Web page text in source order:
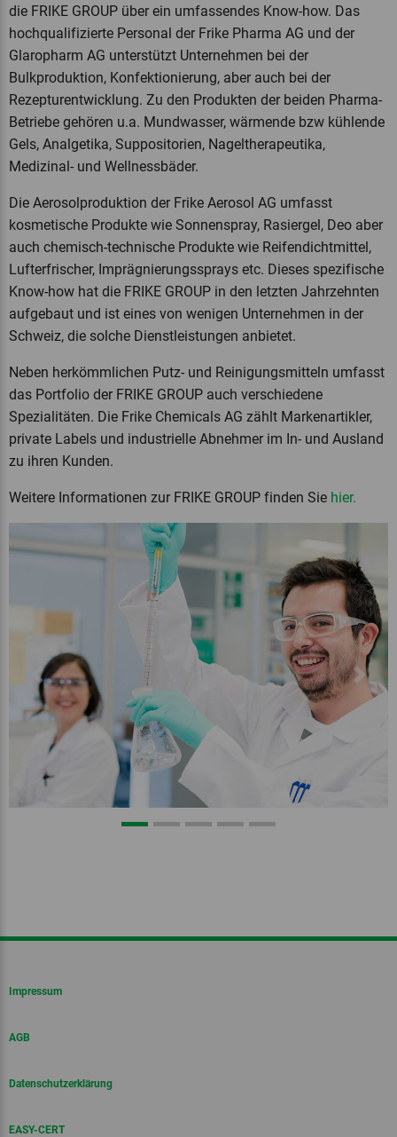
die FRIKE GROUP über ein umfassendes Know-how. Das
hochqualifizierte Personal der Frike Pharma AG und der
Glaropharm AG unterstützt Unternehmen bei der
Bulkproduktion, Konfektionierung, aber auch bei der
Rezepturentwicklung. Zu den Produkten der beiden Pharma-
Betriebe gehören u.a. Mundwasser, wärmende bzw kühlende
Gels, Analgetika, Suppositorien, Nageltherapeutika,
Medizinal- und Wellnessbäder.
Die Aerosolproduktion der Frike Aerosol AG umfasst
kosmetische Produkte wie Sonnenspray, Rasiergel, Deo aber
auch chemisch-technische Produkte wie Reifendichtmittel,
Lufterfrischer, Imprägnierungssprays etc. Dieses spezifische
Know-how hat die FRIKE GROUP in den letzten Jahrzehnten
aufgebaut und ist eines von wenigen Unternehmen in der
Schweiz, die solche Dienstleistungen anbietet.
Neben herkömmlichen Putz- und Reinigungsmitteln umfasst
das Portfolio der FRIKE GROUP auch verschiedene
Spezialitäten. Die Frike Chemicals AG zählt Markenartikler,
private Labels und industrielle Abnehmer im In- und Ausland
zu ihren Kunden.
Weitere Informationen zur FRIKE GROUP finden Sie hier.
Previous Next
Impressum
AGB
Datenschutzerklärung
EASY-CERT